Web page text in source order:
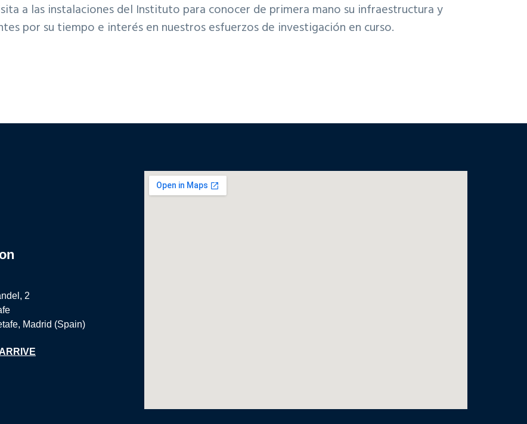
a las instalaciones del Instituto para conocer de primera mano su infraestructura y
por su tiempo e interés en nuestros esfuerzos de investigación en curso.
2
Madrid (Spain)